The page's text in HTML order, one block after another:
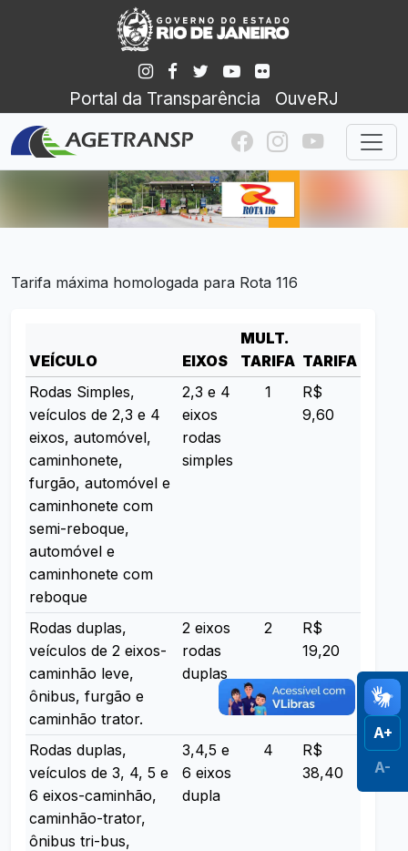
Portal da Transparência OuveRJ
Tarifa máxima homologada para Rota 116
VEÍCULO EIXOS
MULT.
TARIFA TARIFA
Rodas Simples,
veículos de 2,3 e 4
eixos, automóvel,
caminhonete,
furgão, automóvel e
caminhonete com
semi-reboque,
automóvel e
caminhonete com
reboque
2,3 e 4
eixos
rodas
simples
1
R$
9,60
Rodas duplas,
veículos de 2 eixos-
caminhão leve,
ônibus, furgão e
caminhão trator.
2 eixos
rodas
duplas
2
R$
19,20
Rodas duplas,
veículos de 3, 4, 5 e
6 eixos-caminhão,
caminhão-trator,
ônibus tri-bus,
3,4,5 e
6 eixos
dupla
4
R$
38,40
A+
A-